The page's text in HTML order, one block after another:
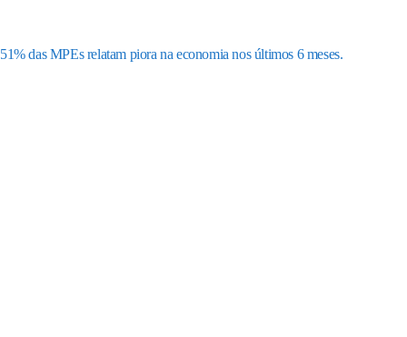
51% das MPEs relatam piora na economia nos últimos 6 meses.